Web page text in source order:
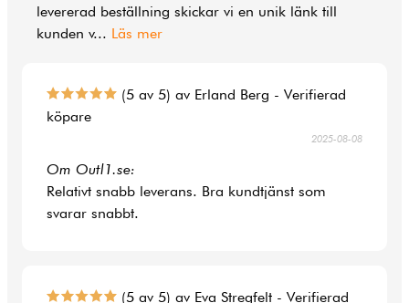
levererad beställning skickar vi en unik länk till
kunden v... Läs mer
(5 av 5) av Erland Berg - Verifierad
köpare
2025-08-08
Om Outl1.se:
Relativt snabb leverans. Bra kundtjänst som
svarar snabbt.
(5 av 5) av Eva Stregfelt - Verifierad